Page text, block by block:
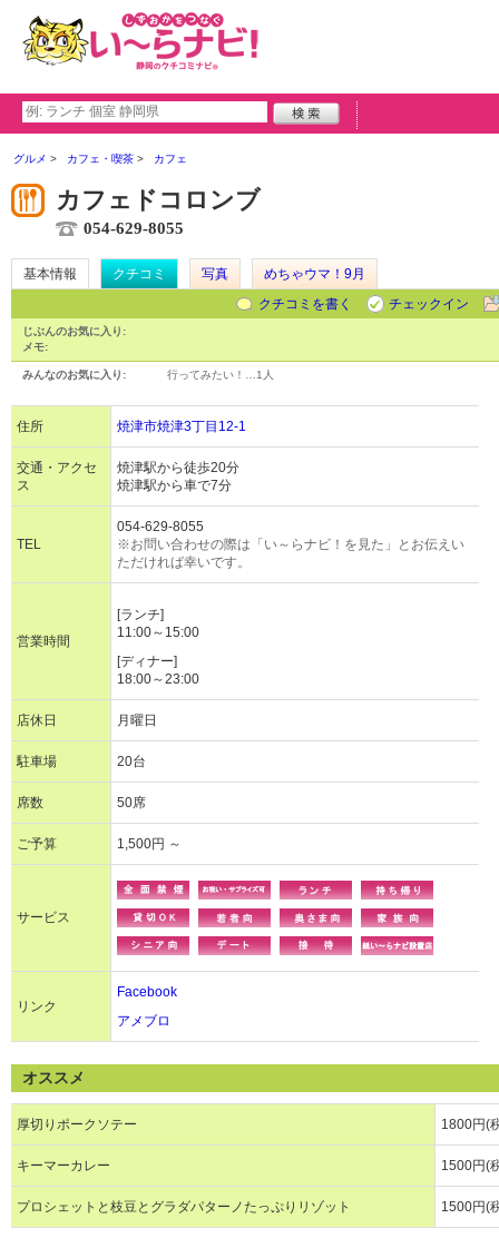
グルメ カフェ・喫茶 カフェ
カフェドコロンブ
054-629-8055
基本情報 クチコミ 写真
めちゃウマ！9月
クチコミを書く
チェックイン
じぶんのお気に入り:
メモ:
みんなのお気に入り: 行ってみたい！… 1人
住所 焼津市焼津3丁目12-1
交通・アクセ
ス
焼津駅から徒歩20分
焼津駅から車で7分
TEL
054-629-8055
※お問い合わせの際は「い～らナビ！を見た」とお伝えい
ただければ幸いです。
営業時間
[ランチ]
11:00～15:00
[ディナー]
18:00～23:00
店休日 月曜日
駐車場 20台
席数 50席
ご予算 1,500円 ～
サービス
リンク
Facebook
アメブロ
オススメ
厚切りポークソテー 1800円(
キーマーカレー 1500円(
プロシェットと枝豆とグラダパターノたっぷりリゾット 1500円(